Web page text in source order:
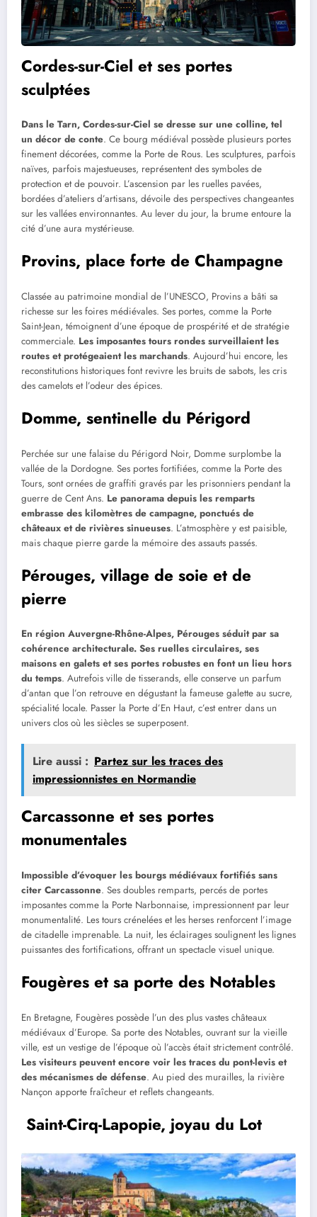
Cordes-sur-Ciel et ses portes
sculptées
Dans le Tarn, Cordes-sur-Ciel se dresse sur une colline, tel
un décor de conte. Ce bourg médiéval possède plusieurs portes
finement décorées, comme la Porte de Rous. Les sculptures, parfois
naïves, parfois majestueuses, représentent des symboles de
protection et de pouvoir. L’ascension par les ruelles pavées,
bordées d’ateliers d’artisans, dévoile des perspectives changeantes
sur les vallées environnantes. Au lever du jour, la brume entoure la
cité d’une aura mystérieuse.
Provins, place forte de Champagne
Classée au patrimoine mondial de l’UNESCO, Provins a bâti sa
richesse sur les foires médiévales. Ses portes, comme la Porte
Saint-Jean, témoignent d’une époque de prospérité et de stratégie
commerciale. Les imposantes tours rondes surveillaient les
routes et protégeaient les marchands. Aujourd’hui encore, les
reconstitutions historiques font revivre les bruits de sabots, les cris
des camelots et l’odeur des épices.
Domme, sentinelle du Périgord
Perchée sur une falaise du Périgord Noir, Domme surplombe la
vallée de la Dordogne. Ses portes fortifiées, comme la Porte des
Tours, sont ornées de graffiti gravés par les prisonniers pendant la
guerre de Cent Ans. Le panorama depuis les remparts
embrasse des kilomètres de campagne, ponctués de
châteaux et de rivières sinueuses. L’atmosphère y est paisible,
mais chaque pierre garde la mémoire des assauts passés.
Pérouges, village de soie et de
pierre
En région Auvergne-Rhône-Alpes, Pérouges séduit par sa
cohérence architecturale. Ses ruelles circulaires, ses
maisons en galets et ses portes robustes en font un lieu hors
du temps. Autrefois ville de tisserands, elle conserve un parfum
d’antan que l’on retrouve en dégustant la fameuse galette au sucre,
spécialité locale. Passer la Porte d’En Haut, c’est entrer dans un
univers clos où les siècles se superposent.
Lire aussi : Partez sur les traces des
impressionnistes en Normandie
Carcassonne et ses portes
monumentales
Impossible d’évoquer les bourgs médiévaux fortifiés sans
citer Carcassonne. Ses doubles remparts, percés de portes
imposantes comme la Porte Narbonnaise, impressionnent par leur
monumentalité. Les tours crénelées et les herses renforcent l’image
de citadelle imprenable. La nuit, les éclairages soulignent les lignes
puissantes des fortifications, offrant un spectacle visuel unique.
Fougères et sa porte des Notables
En Bretagne, Fougères possède l’un des plus vastes châteaux
médiévaux d’Europe. Sa porte des Notables, ouvrant sur la vieille
ville, est un vestige de l’époque où l’accès était strictement contrôlé.
Les visiteurs peuvent encore voir les traces du pont-levis et
des mécanismes de défense. Au pied des murailles, la rivière
Nançon apporte fraîcheur et reflets changeants.
Saint-Cirq-Lapopie, joyau du Lot